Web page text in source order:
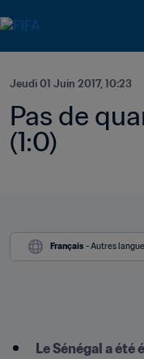
Jeudi 01 Juin 2017, 10:23
Pas de
(1:0)
Français - Autres
Le Sénégal a